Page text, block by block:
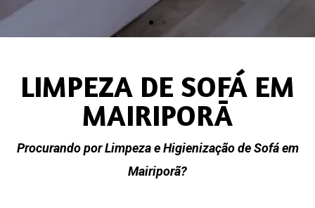
LIMPEZA DE SOFÁ EM
MAIRIPORÃ
Procurando por Limpeza e Higienização de Sofá em
Mairiporã?